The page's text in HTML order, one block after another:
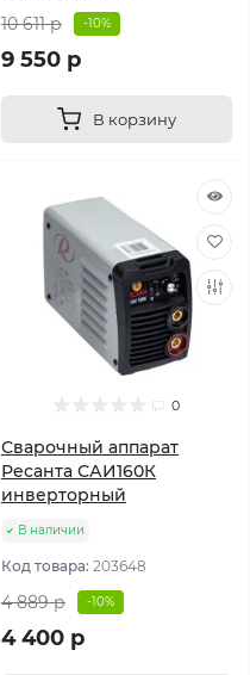
10 611 р -10%
9 550 р
В корзину
0
Сварочный аппарат
Ресанта САИ160К
инверторный
В наличии
Код товара: 203648
4 889 р -10%
4 400 р